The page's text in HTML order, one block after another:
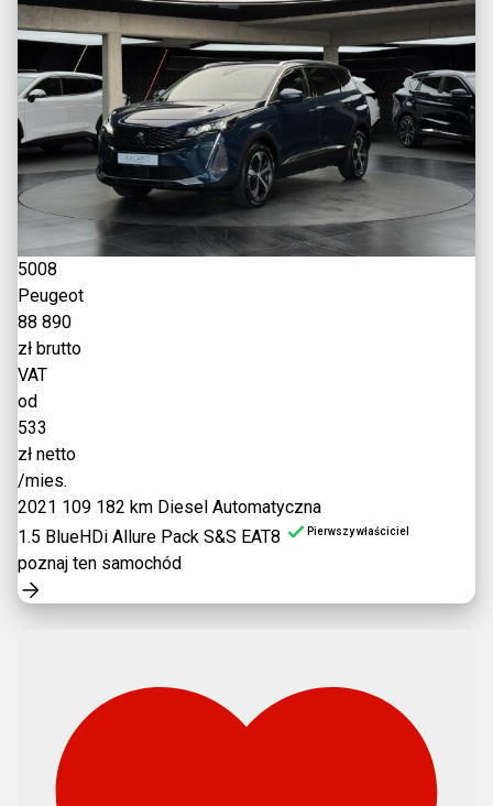
5008
Peugeot
88 890
zł brutto
VAT
od
533
zł netto
/mies.
2021 109 182 km Diesel Automatyczna
1.5 BlueHDi Allure Pack S&S EAT8
Pierwszy właściciel
poznaj ten samochód